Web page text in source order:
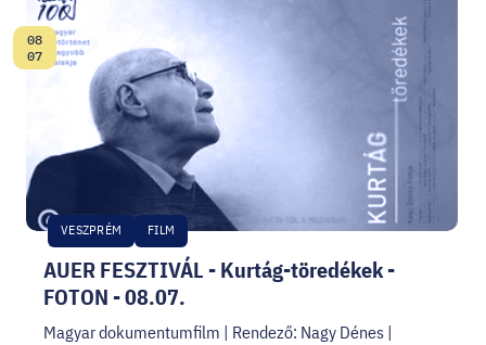
AUER FESZTIVÁL - Kurtág-töredékek -
FOTON - 08.07.
VESZPRÉM FILM
Date:
08
07
Magyar dokumentumfilm | Rendező: Nagy Dénes |